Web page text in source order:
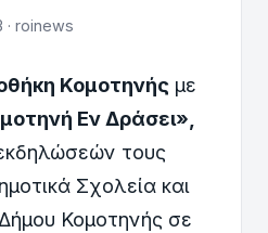
roinews
Κομοτηνής με
Εν Δράσει»,
τους
Σχολεία και
Κομοτηνής σε